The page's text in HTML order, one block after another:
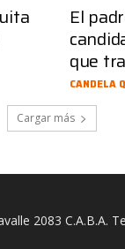
El
que
CANDELA
Cargar más
2083 C.A.B.A.